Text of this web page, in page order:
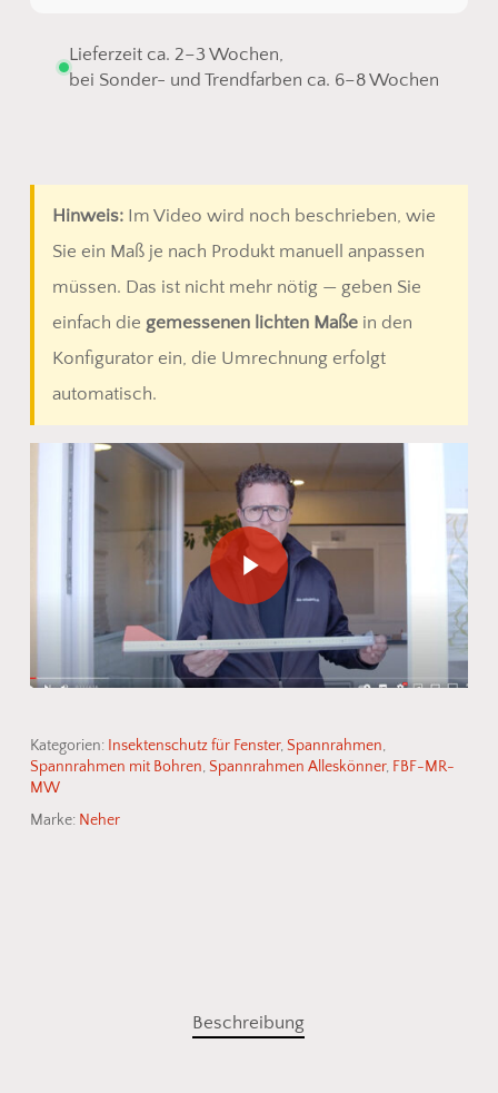
Lieferzeit ca. 2–3 Wochen,
bei Sonder- und Trendfarben ca. 6–8 Wochen
Hinweis:Im Video wird noch beschrieben, wie
Sie ein Maß je nach Produkt manuell anpassen
müssen. Das ist nicht mehr nötig — geben Sie
einfach die gemessenen lichten Maßein den
Konfigurator ein, die Umrechnung erfolgt
automatisch.
Play Video
Kategorien: Insektenschutz für Fenster,Spannrahmen,
Spannrahmen mit Bohren,Spannrahmen Alleskönner, FBF-MR-
MW
Marke: Neher
Beschreibung